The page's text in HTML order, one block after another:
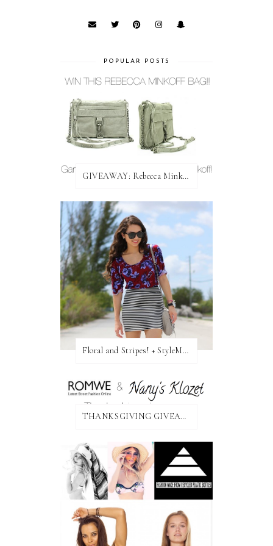
POPULAR POSTS
GIVEAWAY: Rebecca Minkoff Bag!
Floral and Stripes! + StyleMint GIVEAWAY!
THANKSGIVING GIVEAWAY!